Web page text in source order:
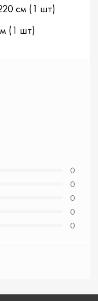
см (1 шт)
(1 шт)
0
0
0
0
0